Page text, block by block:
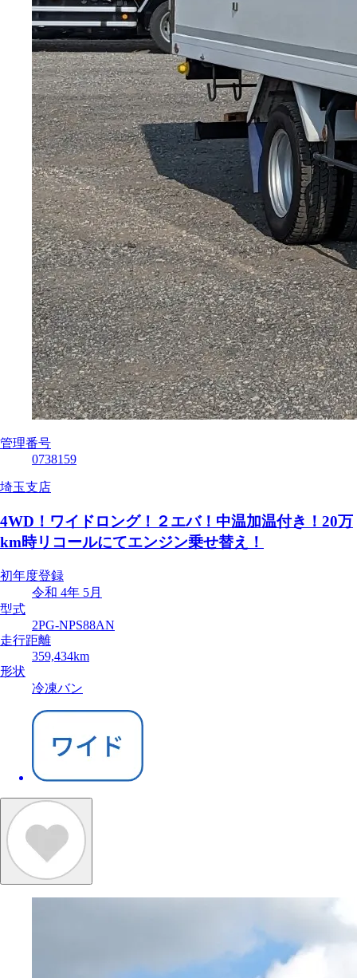
管理番号
0738159
埼玉支店
4WD！ワイドロング！２エバ！中温加温付き！20万
km時リコールにてエンジン乗せ替え！
初年度登録
令和 4年 5月
型式
2PG-NPS88AN
走行距離
359,434km
形状
冷凍バン